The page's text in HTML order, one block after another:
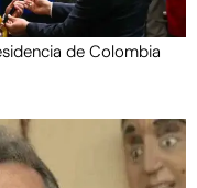
de Colombia